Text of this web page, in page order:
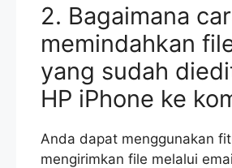
2. Bagaimana
memindahkan
yang sudah
HP iPhone ke
Anda dapat menggunakan
mengirimkan file melalui